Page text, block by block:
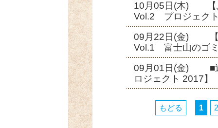
10月05日(木) 【
Vol.2 プロジェク
09月22日(金) 【
Vol.1 富士山のゴ
09月01日(金) ■
ロジェクト 2017
もどる 1 2